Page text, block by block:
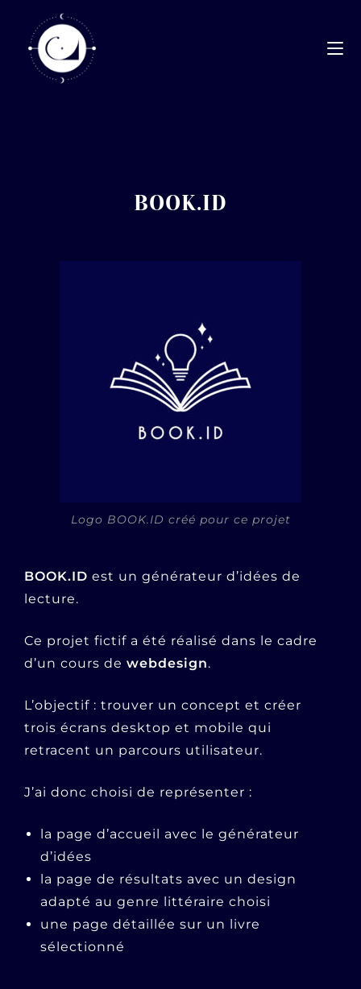
BOOK.ID
Logo BOOK.ID créé pour ce projet
BOOK.ID est un générateur d’idées de
lecture.
Ce projet fictif a été réalisé dans le cadre
d’un cours de webdesign.
L’objectif : trouver un concept et créer
trois écrans desktop et mobile qui
retracent un parcours utilisateur.
J’ai donc choisi de représenter :
la page d’accueil avec le générateur
d’idées
la page de résultats avec un design
adapté au genre littéraire choisi
une page détaillée sur un livre
sélectionné